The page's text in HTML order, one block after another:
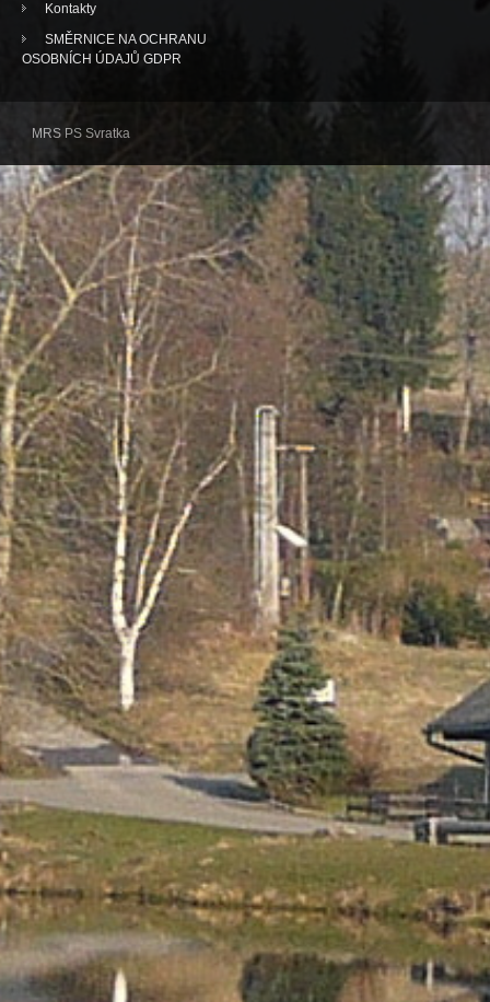
Kontakty
SMĚRNICE NA OCHRANU
OSOBNÍCH ÚDAJŮ GDPR
MRS PS Svratka